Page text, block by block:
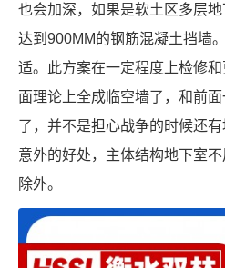
也会加深，如果是软土区多层
达到900MM的钢筋混凝土挡墙
适。此方案在一定程度上检修
面理论上全成临空墙了，和前
了，并不是担心战争的时候还
意外的好处，主体结构地下室
除外。